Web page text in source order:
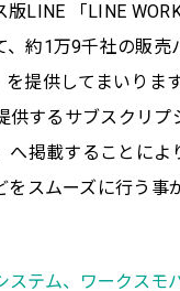
LINE 「LINE
、約1万9千社の販売
を提供してまいりま
供するサブスクリプ
へ掲載することによ
をスムーズに行う事
ステム、ワークスモ